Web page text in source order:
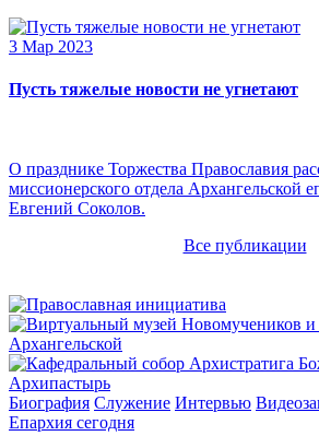
3 Мар 2023
Пусть тяжелые новости не угнетают
О празднике Торжества Православия
миссионерского отдела Архангельской
Евгений Соколов.
Все публикации
Архипастырь
Биография Служение Интервью
Епархия сегодня